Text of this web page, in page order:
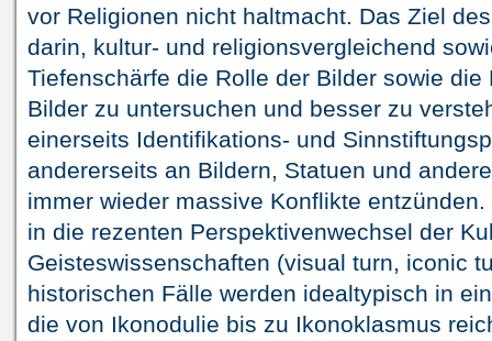
vor Religionen nicht haltmacht. Das Ziel
darin, kultur- und religionsvergleichend
Tiefenschärfe die Rolle der Bilder sowie
Bilder zu untersuchen und besser zu
einerseits Identifikations- und
andererseits an Bildern, Statuen und
immer wieder massive Konflikte
in die rezenten Perspektivenwechsel der
Geisteswissenschaften (visual turn, iconic
historischen Fälle werden idealtypisch in
die von Ikonodulie bis zu Ikonoklasmus